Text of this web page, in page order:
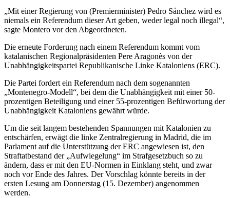
„Mit einer Regierung von (Premierminister) Pedro Sánchez wird es
niemals ein Referendum dieser Art geben, weder legal noch illegal“,
sagte Montero vor den Abgeordneten.
Die erneute Forderung nach einem Referendum kommt vom
katalanischen Regionalpräsidenten Pere Aragonès von der
Unabhängigkeitspartei Republikanische Linke Kataloniens (ERC).
Die Partei fordert ein Referendum nach dem sogenannten
„Montenegro-Modell“, bei dem die Unabhängigkeit mit einer 50-
prozentigen Beteiligung und einer 55-prozentigen Befürwortung der
Unabhängigkeit Kataloniens gewährt würde.
Um die seit langem bestehenden Spannungen mit Katalonien zu
entschärfen, erwägt die linke Zentralregierung in Madrid, die im
Parlament auf die Unterstützung der ERC angewiesen ist, den
Straftatbestand der „Aufwiegelung“ im Strafgesetzbuch so zu
ändern, dass er mit den EU-Normen in Einklang steht, und zwar
noch vor Ende des Jahres. Der Vorschlag könnte bereits in der
ersten Lesung am Donnerstag (15. Dezember) angenommen
werden.